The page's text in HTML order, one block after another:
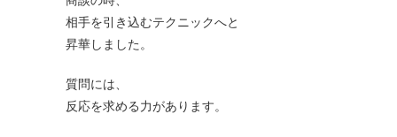
相手を引き込むテクニックへと
昇華しました。
質問には、
反応を求める力があります。